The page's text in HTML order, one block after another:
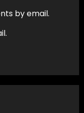
by email.